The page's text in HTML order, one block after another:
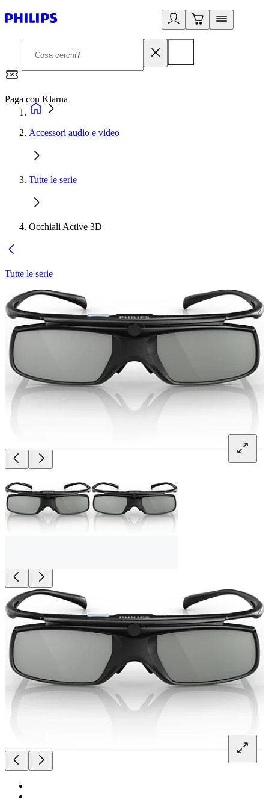
Paga con Klarna
Accessori audio e video
Tutte le serie
Occhiali Active 3D
Tutte le serie